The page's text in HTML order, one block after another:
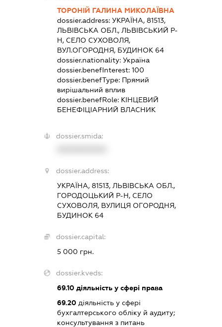
ТОРОНІЙ ГАЛИНА МИКОЛАЇВНА
dossier.address: УКРАЇНА, 81513,
ЛЬВІВСЬКА ОБЛ., ЛЬВІВСЬКИЙ Р-
Н, СЕЛО СУХОВОЛЯ,
ВУЛ.ОГОРОДНЯ, БУДИНОК 64
dossier.nationality: Україна
dossier.benefInterest: 100
dossier.benefType: Прямий
вирішальний вплив
dossier.benefRole: КІНЦЕВИЙ
БЕНЕФІЦІАРНИЙ ВЛАСНИК
dossier.smida:
dossier.address:
УКРАЇНА, 81513, ЛЬВІВСЬКА ОБЛ.,
ГОРОДОЦЬКИЙ Р-Н, СЕЛО
СУХОВОЛЯ, ВУЛИЦЯ ОГОРОДНЯ,
БУДИНОК 64
dossier.capital:
5 000 грн.
dossier.kveds:
69.10діяльність у сфері права
69.20діяльність у сфері
бухгалтерського обліку й аудиту;
консультування з питань